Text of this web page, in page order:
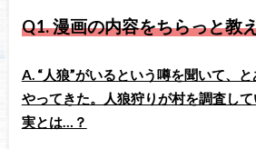
Q1.漫画の内容をちらっと教
A. “人狼”がいるという噂を聞いて、
やってきた。人狼狩りが村を調査し
実とは…？